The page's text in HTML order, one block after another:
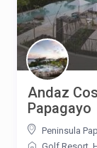
Andaz
Papagayo
Peninsula